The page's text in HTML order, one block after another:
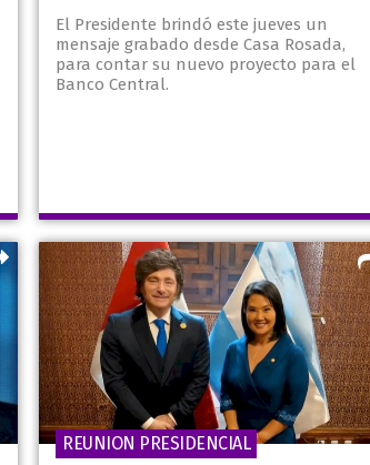
El Presidente brindó este jueves un
mensaje grabado desde Casa Rosada,
para contar su nuevo proyecto para el
Banco Central.
REUNION PRESIDENCIAL